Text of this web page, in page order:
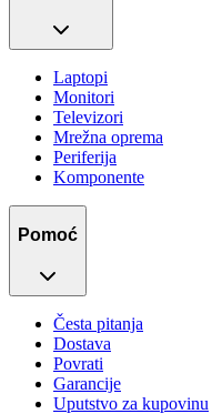
Laptopi
Monitori
Televizori
Mrežna oprema
Periferija
Komponente
Pomoć
Česta pitanja
Dostava
Povrati
Garancije
Uputstvo za kupovinu